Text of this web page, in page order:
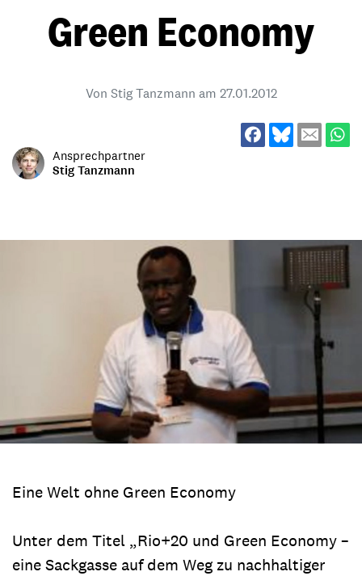
Green Economy
Von Stig Tanzmann am 27.01.2012
Ansprechpartner
Stig Tanzmann
Eine Welt ohne Green Economy
Unter dem Titel „Rio+20 und Green Economy –
eine Sackgasse auf dem Weg zu nachhaltiger